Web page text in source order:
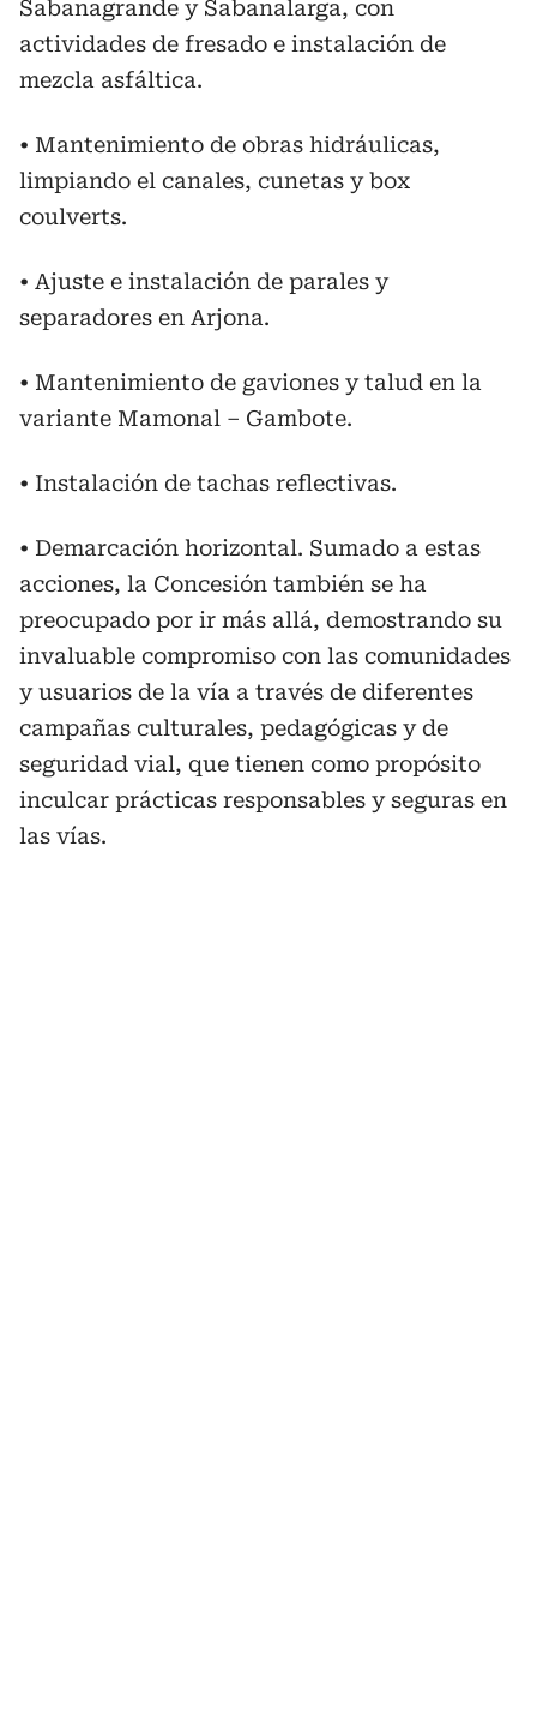
Sabanagrande y Sabanalarga, con
actividades de fresado e instalación de
mezcla asfáltica.
• Mantenimiento de obras hidráulicas,
limpiando el canales, cunetas y box
coulverts.
• Ajuste e instalación de parales y
separadores en Arjona.
• Mantenimiento de gaviones y talud en la
variante Mamonal – Gambote.
• Instalación de tachas reflectivas.
• Demarcación horizontal. Sumado a estas
acciones, la Concesión también se ha
preocupado por ir más allá, demostrando su
invaluable compromiso con las comunidades
y usuarios de la vía a través de diferentes
campañas culturales, pedagógicas y de
seguridad vial, que tienen como propósito
inculcar prácticas responsables y seguras en
las vías.